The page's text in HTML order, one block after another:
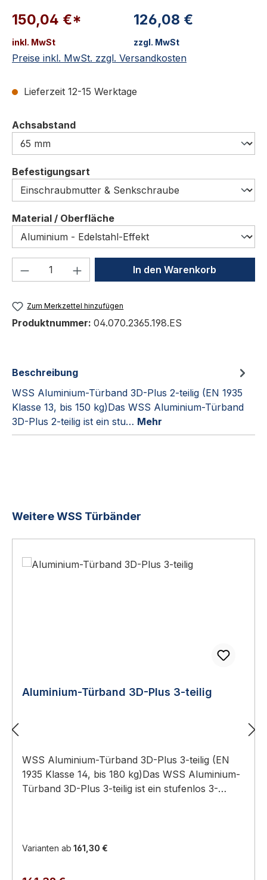
150,04 €*
inkl. MwSt
126,08 €
zzgl. MwSt
Preise inkl. MwSt. zzgl. Versandkosten
Lieferzeit 12-15 Werktage
Achsabstandauswählen
Befestigungsart
Material / Oberflächeauswählen
Produkt Anzahl: Gib denIn den Warenkorb
Zum Merkzettel hinzufügen
Produktnummer: 04.070.2365.198.ES
Beschreibung
WSS Aluminium-Türband 3D-Plus 2-teilig (EN 1935
Klasse 13, bis 150 kg)Das WSS Aluminium-Türband
3D-Plus 2-teilig ist ein stu… Mehr
Produktgalerie überspringen
Weitere WSS Türbänder
Aluminium-Türband 3D-Plus 3-teilig
WSS Aluminium-Türband 3D-Plus 3-teilig (EN
1935 Klasse 14, bis 180 kg)Das WSS Aluminium-
Türband 3D-Plus 3-teilig ist ein stufenlos 3-
Bauform für schwere Flügel und Türen mit
1935 Klasse 143-dimensional verstellbar: seitlich
Varianten ab 161,30 €